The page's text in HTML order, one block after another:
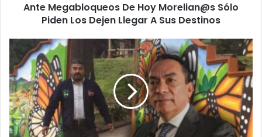
Llegar
Destinos
Ante Megabloqueos De Hoy Morelian@s Sólo
Piden Los Dejen Llegar A Sus Destinos
#Michoacán
Docunetflix
De
Homero
Gómez
NO
Sirve
Para